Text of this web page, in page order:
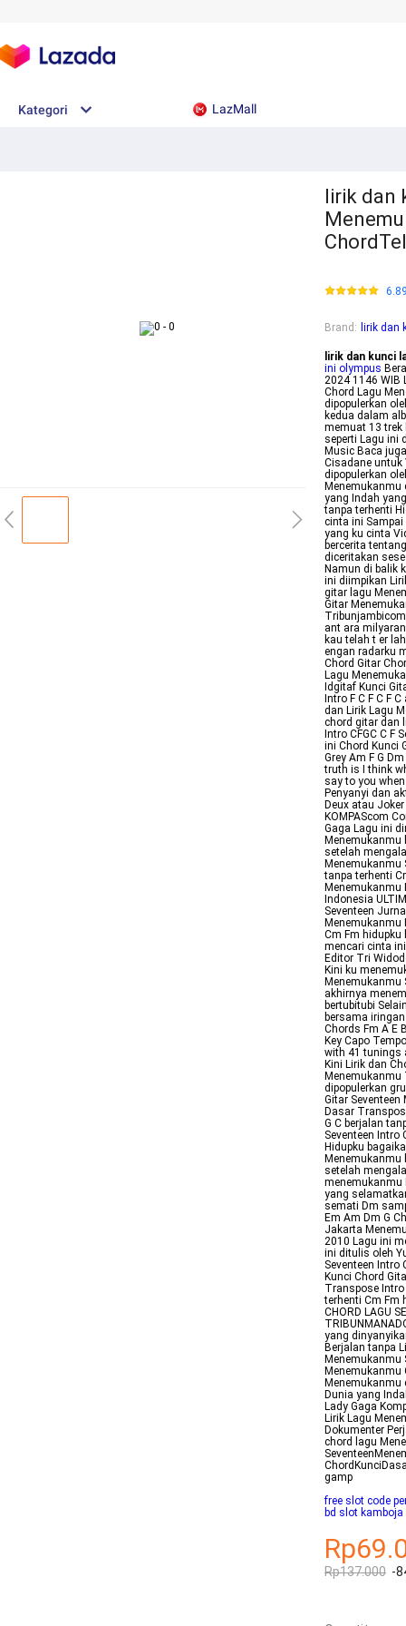
Kategori LazMall
lirik dan
Brand : lirik dan
lirik dan kunci
ini olympus
2024 1146 WIB
Chord Lagu
dipopulerkan
kedua dalam
memuat 13 trek
seperti Lagu ini
Music Baca
Cisadane untuk
dipopulerkan
Menemukanmu
yang Indah
tanpa terhenti
cinta ini
yang ku cinta
bercerita
diceritakan
Namun di balik
ini diimpikan
gitar lagu
Gitar
ant ara
kau telah t er
engan radarku
Chord Gitar
Lagu
Idgitaf Kunci
Intro F C F C F
dan Lirik Lagu
chord gitar dan
Intro CFGC C F
ini Chord Kunci
Grey Am F G
truth is I think
say to you
Penyanyi dan
Deux atau
KOMPAScom
Gaga Lagu ini
setelah
Menemukanmu
tanpa terhenti
Menemukanmu
Indonesia
Seventeen
Menemukanmu
Cm Fm hidupku
mencari cinta
Editor Tri
Kini ku
Menemukanmu
akhirnya
bertubitubi
bersama
Chords Fm A E
Key Capo
with 41 tunings
Kini Lirik dan
dipopulerkan
Gitar
Dasar
G C berjalan
Seventeen Intro
Hidupku
setelah
menemukanmu
yang
semati Dm
Em Am Dm G
Jakarta
2010 Lagu ini
ini ditulis oleh
Seventeen Intro
Kunci Chord
Transpose Intro
terhenti Cm Fm
CHORD LAGU
yang
Berjalan tanpa
Menemukanmu
Menemukanmu
Menemukanmu
Dunia yang
Lady Gaga
Lirik Lagu
Dokumenter
chord lagu
gamp
free slot code
bd slot kamboja
Rp137.000 -